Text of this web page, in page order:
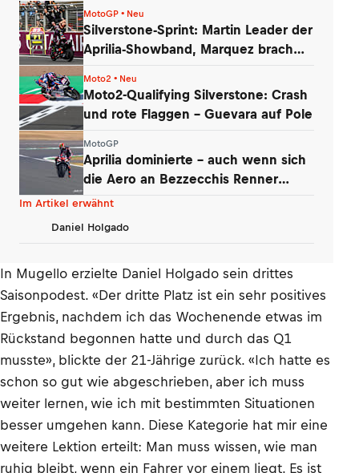
MotoGP • Neu
Silverstone-Sprint: Martin Leader der
Aprilia-Showband, Marquez brach
Moto2 • Neu
Moto2-Qualifying Silverstone: Crash
und rote Flaggen – Guevara auf Pole
MotoGP
Aprilia dominierte – auch wenn sich
die Aero an Bezzecchis Renner
auflöste
Im Artikel erwähnt
Daniel Holgado
In Mugello erzielte Daniel Holgado sein drittes
Saisonpodest. «Der dritte Platz ist ein sehr positives
Ergebnis, nachdem ich das Wochenende etwas im
Rückstand begonnen hatte und durch das Q1
musste», blickte der 21-Jährige zurück. «Ich hatte es
schon so gut wie abgeschrieben, aber ich muss
weiter lernen, wie ich mit bestimmten Situationen
besser umgehen kann. Diese Kategorie hat mir eine
weitere Lektion erteilt: Man muss wissen, wie man
ruhig bleibt, wenn ein Fahrer vor einem liegt. Es ist